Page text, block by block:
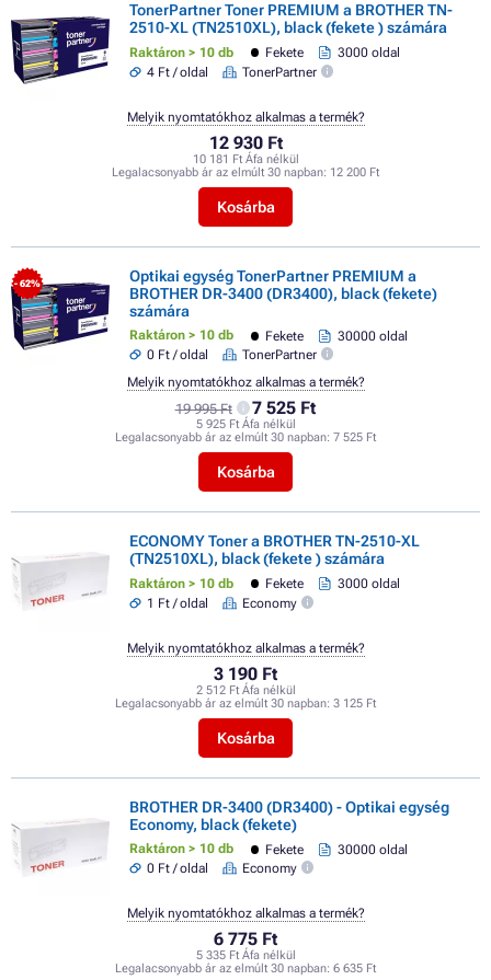
TonerPartner Toner PREMIUM a BROTHER TN-
2510-XL (TN2510XL), black (fekete ) számára
Raktáron > 10 db Fekete
3000 oldal
4 Ft / oldal
TonerPartner
12 930 Ft
10 181 Ft Áfa nélkül
Legalacsonyabb ár az elmúlt 30 napban: 12 200 Ft
Kosárba
Melyik nyomtatókhoz alkalmas a termék?
- 62%
Optikai egység TonerPartner PREMIUM a
BROTHER DR-3400 (DR3400), black (fekete)
számára
Raktáron > 10 db Fekete
30000 oldal
0 Ft / oldal
TonerPartner
19 995 Ft 7 525 Ft
5 925 Ft Áfa nélkül
Legalacsonyabb ár az elmúlt 30 napban: 7 525 Ft
Kosárba
Melyik nyomtatókhoz alkalmas a termék?
ECONOMY Toner a BROTHER TN-2510-XL
(TN2510XL), black (fekete ) számára
Raktáron > 10 db Fekete
3000 oldal
1 Ft / oldal
Economy
3 190 Ft
2 512 Ft Áfa nélkül
Legalacsonyabb ár az elmúlt 30 napban: 3 125 Ft
Kosárba
Melyik nyomtatókhoz alkalmas a termék?
BROTHER DR-3400 (DR3400) - Optikai egység
Economy, black (fekete)
Raktáron > 10 db Fekete
30000 oldal
0 Ft / oldal
Economy
6 775 Ft
5 335 Ft Áfa nélkül
Legalacsonyabb ár az elmúlt 30 napban: 6 635 Ft
Melyik nyomtatókhoz alkalmas a termék?